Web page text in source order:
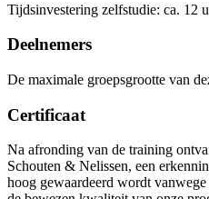
Tijdsinvestering zelfstudie: ca. 12
Deelnemers
De maximale groepsgrootte van
Certificaat
Na afronding van de training
Schouten & Nelissen, een
hoog gewaardeerd wordt